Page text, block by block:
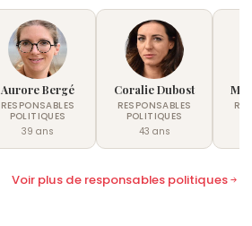
Aurore Bergé
RESPONSABLES
POLITIQUES
39 ans
Coralie Dubost
RESPONSABLES
POLITIQUES
43 ans
Voir plus de responsables politiques